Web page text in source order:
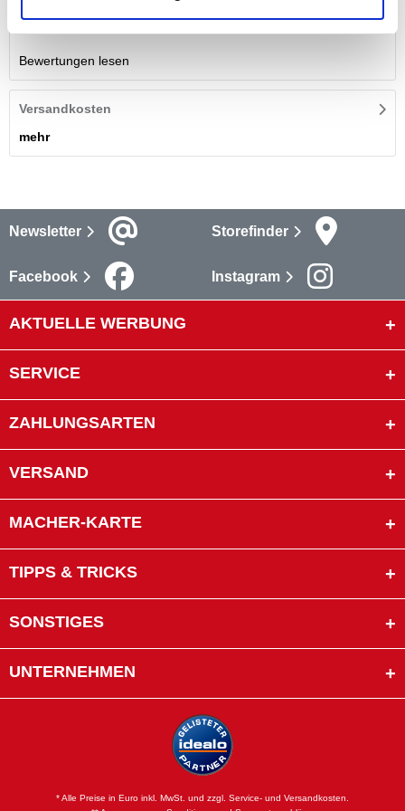
Bewertungen lesen
Versandkosten
mehr
Newsletter Storefinder
Facebook Instagram
AKTUELLE WERBUNG
SERVICE
ZAHLUNGSARTEN
VERSAND
MACHER-KARTE
TIPPS & TRICKS
SONSTIGES
UNTERNEHMEN
* Alle Preise in Euro inkl. MwSt. und zzgl. Service- und Versandkosten.